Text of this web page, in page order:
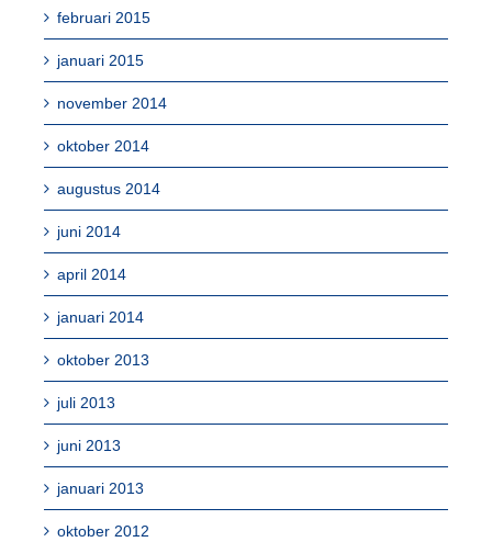
februari 2015
januari 2015
november 2014
oktober 2014
augustus 2014
juni 2014
april 2014
januari 2014
oktober 2013
juli 2013
juni 2013
januari 2013
oktober 2012